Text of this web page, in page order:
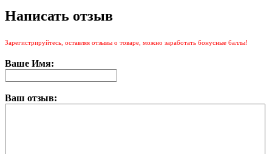
Написать отзыв
Зарегистрируйтесь, оставляя отзывы о товаре, можно заработать бонусные баллы!
Ваше Имя:
Ваш отзыв: